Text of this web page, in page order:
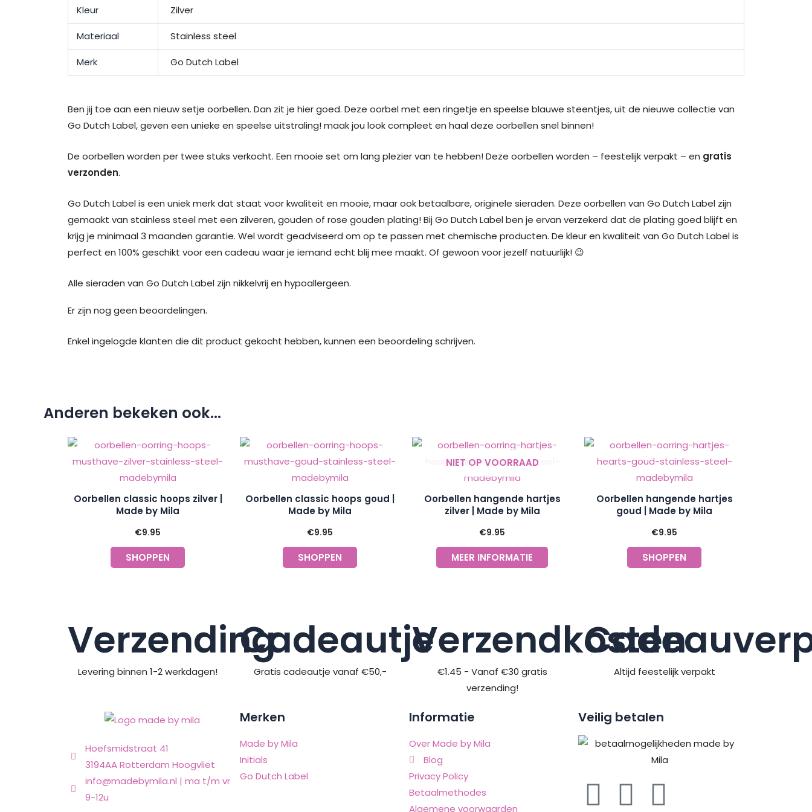
Kleur Zilver
Materiaal Stainless steel
Merk Go Dutch Label
Ben jij toe aan een nieuw setje oorbellen. Dan zit je hier goed. Deze oorbel met een ringetje en speelse blauwe steentjes, uit de nieuwe collectie van
Go Dutch Label, geven een unieke en speelse uitstraling! maak jou look compleet en haal deze oorbellen snel binnen!
De oorbellen worden per twee stuks verkocht. Een mooie set om lang plezier van te hebben! Deze oorbellen worden – feestelijk verpakt – en gratis
verzonden.
Go Dutch Label is een uniek merk dat staat voor kwaliteit en mooie, maar ook betaalbare, originele sieraden. Deze oorbellen van Go Dutch Label zijn
gemaakt van stainless steel met een zilveren, gouden of rose gouden plating! Bij Go Dutch Label ben je ervan verzekerd dat de plating goed blijft en
krijg je minimaal 3 maanden garantie. Wel wordt geadviseerd om op te passen met chemische producten. De kleur en kwaliteit van Go Dutch Label is
perfect en 100% geschikt voor een cadeau waar je iemand echt blij mee maakt. Of gewoon voor jezelf natuurlijk! 😉
Alle sieraden van Go Dutch Label zijn nikkelvrij en hypoallergeen.
Er zijn nog geen beoordelingen.
Enkel ingelogde klanten die dit product gekocht hebben, kunnen een beoordeling schrijven.
Anderen bekeken ook...
Oorbellen classic hoops zilver |
Made by Mila
€9.95
SHOPPEN
Oorbellen classic hoops goud |
Made by Mila
€9.95
SHOPPEN
NIET OP VOORRAAD
Oorbellen hangende hartjes
zilver | Made by Mila
€9.95
MEER INFORMATIE
Oorbellen hangende hartjes
goud | Made by Mila
€9.95
SHOPPEN
Verzending
Levering binnen 1-2 werkdagen!
Cadeautje
Gratis cadeautje vanaf €50,-
Verzendkosten
€1.45 - Vanaf €30 gratis
verzending!
Altijd feestelijk verpakt
Hoefsmidstraat 41
3194AA Rotterdam Hoogvliet
info@madebymila.nl | ma t/m vr
9-12u
Merken
Made by Mila
Initials
Go Dutch Label
Informatie
Over Made by Mila
Blog
Privacy Policy
Betaalmethodes
Algemene voorwaarden
Veilig betalen
F P I